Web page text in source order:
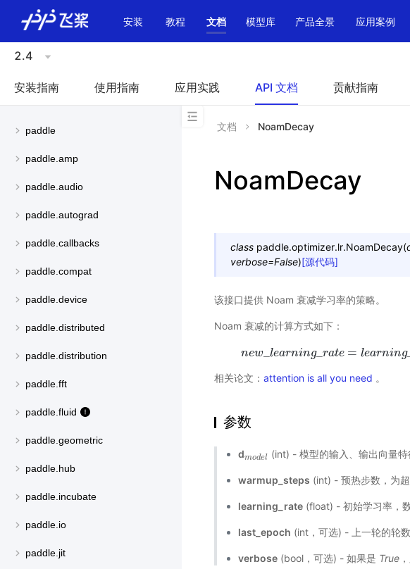
安装 教程 文档 模型库 产品全景 应用案例
2.4
安装指南 使用指南 应用实践 API 文档 贡献指南
paddle
paddle.amp
paddle.audio
paddle.autograd
paddle.callbacks
paddle.compat
paddle.device
paddle.distributed
paddle.distribution
paddle.fft
paddle.fluid
paddle.geometric
paddle.hub
paddle.incubate
paddle.io
paddle.jit
文档 NoamDecay
NoamDecay
class paddle.optimizer.lr.NoamDecay(
verbose=False)[源代码]
该接口提供 Noam 衰减学习率的策略。
Noam 衰减的计算方式如下：
new_ learning_ rate = learning
new_learnin g_rate=l earning_rat
相关论文： attention is all you need 。
参数
dmodel
mode l(int) - 模型的输入、输出向量
warmup_steps (int) - 预热步数，为
learning_rate (float) - 初始学习率，
last_epoch (int，可选) - 上一轮的轮
verbose (bool，可选) - 如果是 True